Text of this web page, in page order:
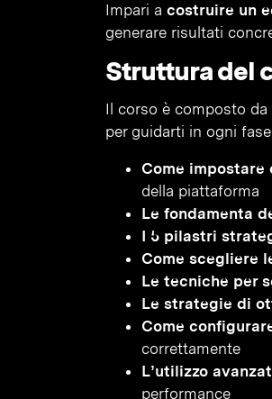
Impari a costruire un
generare risultati
Struttura del
Il corso è composto da
per guidarti in ogni
Come impostare
della piattaforma
Le fondamenta
I 5 pilastri
Come scegliere
Le tecniche per
Le strategie di
Come
correttamente
L’utilizzo
performance